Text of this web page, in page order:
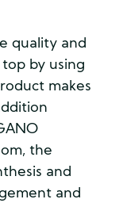
quality and
by using
makes
the
and
and